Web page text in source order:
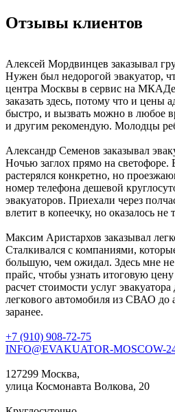
Отзывы клиентов
Алексей Мордвинцев заказывал
Нужен был недорогой эвакуатор,
центра Москвы в сервис на
заказать здесь, потому что и цены
быстро, и вызвать можно в любое
и другим рекомендую. Молодцы
Александр Семенов заказывал
Ночью заглох прямо на светофоре.
растерялся конкретно, но
номер телефона дешевой
эвакуаторов. Приехали через
влетит в копеечку, но оказалось
Максим Аристархов заказывал
Сталкивался с компаниями,
большую, чем ожидал. Здесь мне
прайс, чтобы узнать итоговую
расчет стоимости услуг
легкового автомобиля из СВАО до
заранее.
+7 (910) 908-72-75
INFO@EVAKUATOR-MOSCOW-
127299 Москва,
улица Космонавта Волкова, 20